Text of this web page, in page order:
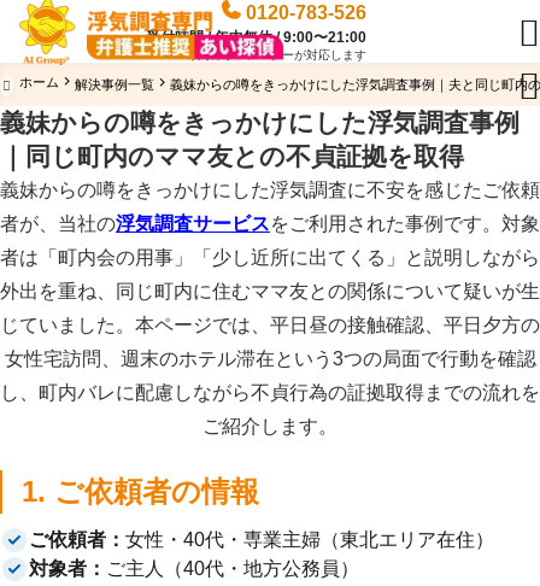
0120-783-526
受付時間 / 年中無休 / 9:00〜21:00
専門のオペレーターが対応します


 ホーム 解決事例一覧 義妹からの噂をきっかけにした浮気調査事例｜夫と同じ町内
義妹からの噂をきっかけにした浮気調査事例
｜同じ町内のママ友との不貞証拠を取得
義妹からの噂をきっかけにした浮気調査に不安を感じたご依頼
者が、当社の浮気調査サービスをご利用された事例です。対象
者は「町内会の用事」「少し近所に出てくる」と説明しながら
外出を重ね、同じ町内に住むママ友との関係について疑いが生
じていました。本ページでは、平日昼の接触確認、平日夕方の
女性宅訪問、週末のホテル滞在という3つの局面で行動を確認
し、町内バレに配慮しながら不貞行為の証拠取得までの流れを
ご紹介します。
1. ご依頼者の情報
ご依頼者： 女性・40代・専業主婦（東北エリア在住）
対象者： ご主人（40代・地方公務員）